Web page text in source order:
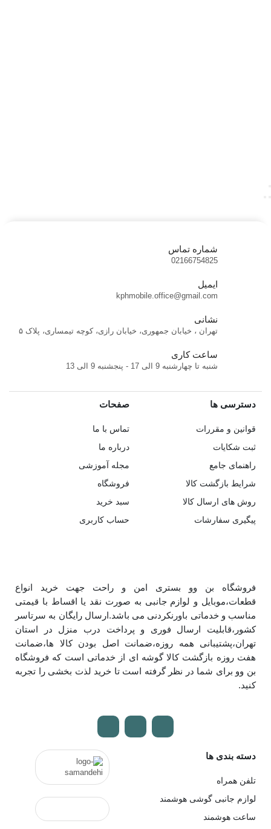
شماره تماس
02166754825
ایمیل
kphmobile.office@gmail.com
نشانی
تهران ، خیابان جمهوری، خیابان رازی، کوچه تیمساری، پلاک ۵
ساعت کاری
شنبه تا چهارشنبه 9 الی 17 - پنجشنبه 9 الی 13
دسترسی ها
قوانین و مقررات
ثبت شکایات
راهنمای جامع
شرایط بازگشت کالا
روش های ارسال کالا
پیگیری سفارشات
صفحات
تماس با ما
درباره ما
مجله آموزشی
فروشگاه
سبد خرید
حساب کاربری
فروشگاه بن وو بستری امن و راحت جهت خرید انواع
قطعات،موبایل و لوازم جانبی به صورت نقد یا اقساط با قیمتی
مناسب و خدماتی باورنکردنی می باشد.ارسال رایگان به سرتاسر
کشور،قابلیت ارسال فوری و پرداخت درب منزل در استان
تهران،پشتیبانی همه روزه،ضمانت اصل بودن کالا ها،ضمانت
هفت روزه بازگشت کالا گوشه ای از خدماتی است که فروشگاه
بن وو برای شما در نظر گرفته است تا خرید لذت بخشی را تجربه
کنید.
دسته بندی ها
تلفن همراه
لوازم جانبی گوشی هوشمند
ساعت هوشمند